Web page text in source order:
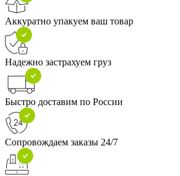
Аккуратно упакуем ваш товар
Надежно застрахуем груз
Быстро доставим по России
Сопровождаем заказы 24/7